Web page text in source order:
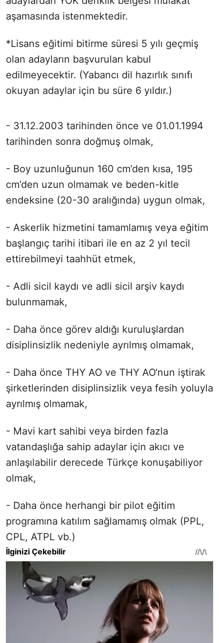
aşamasında istenmektedir.
*Lisans eğitimi bitirme süresi 5 yılı geçmiş
olan adayların başvuruları kabul
edilmeyecektir. (Yabancı dil hazırlık sınıfı
okuyan adaylar için bu süre 6 yıldır.)
- 31.12.2003 tarihinden önce ve 01.01.1994
tarihinden sonra doğmuş olmak,
- Boy uzunluğunun 160 cm’den kısa, 195
cm’den uzun olmamak ve beden-kitle
endeksine (20-30 aralığında) uygun olmak,
- Askerlik hizmetini tamamlamış veya eğitim
başlangıç tarihi itibari ile en az 2 yıl tecil
ettirebilmeyi taahhüt etmek,
- Adli sicil kaydı ve adli sicil arşiv kaydı
bulunmamak,
- Daha önce görev aldığı kuruluşlardan
disiplinsizlik nedeniyle ayrılmış olmamak,
- Daha önce THY AO ve THY AO‘nun iştirak
şirketlerinden disiplinsizlik veya fesih yoluyla
ayrılmış olmamak,
- Mavi kart sahibi veya birden fazla
vatandaşlığa sahip adaylar için akıcı ve
anlaşılabilir derecede Türkçe konuşabiliyor
olmak,
- Daha önce herhangi bir pilot eğitim
programına katılım sağlamamış olmak (PPL,
CPL, ATPL vb.)